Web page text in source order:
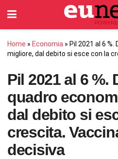
Home » Economia » Pil 2021 al 6
migliore, dal debito si esce con la
Pil 2021 al 6 %.
quadro
dal debito si
crescita.
decisiva